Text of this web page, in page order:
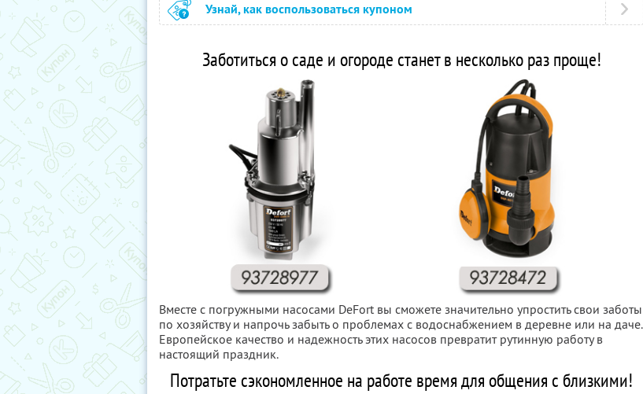
Узнай, как воспользоваться купоном
Заботиться о саде и огороде станет в несколько раз проще!
Вместе с погружными насосами DeFort вы сможете значительно упростить свои заботы
по хозяйству и напрочь забыть о проблемах с водоснабжением в деревне или на даче.
Европейское качество и надежность этих насосов превратит рутинную работу в
настоящий праздник.
Потратьте сэкономленное на работе время для общения с близкими!